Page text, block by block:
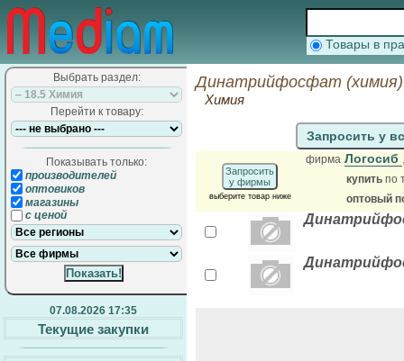
Товары в
Выбрать раздел:
Перейти к товару:
Показывать только:
производителей
оптовиков
магазины
с ценой
07.08.2026 17:35
Текущие закупки
Динатрийфосфат
Химия
Запросить у
Запросить
у фирмы
выберите товар ниже
фирма Логосиб
купить по
оптовый